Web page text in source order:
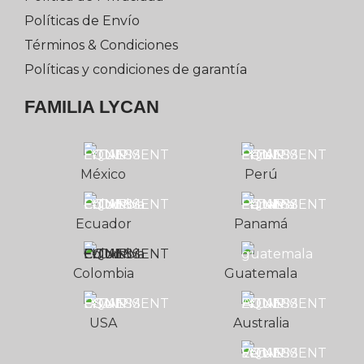
Políticas de Envío
Términos & Condiciones
Políticas y condiciones de garantía
FAMILIA LYCAN
México
Ecuador
Colombia
USA
Perú
Panamá
Guatemala
Australia